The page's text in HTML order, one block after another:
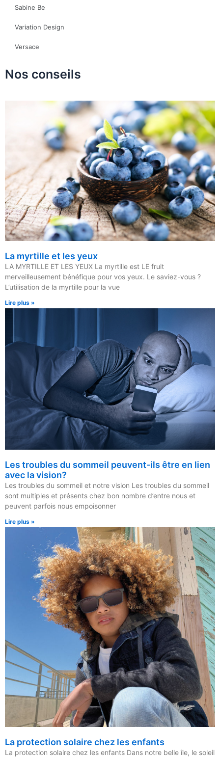
Sabine Be
Variation Design
Versace
Nos conseils
La myrtille et les yeux
LA MYRTILLE ET LES YEUX La myrtille est LE fruit
merveilleusement bénéfique pour vos yeux. Le saviez-vous ?
L’utilisation de la myrtille pour la vue
Lire plus »
Les troubles du sommeil peuvent-ils être en lien
avec la vision?
Les troubles du sommeil et notre vision Les troubles du sommeil
sont multiples et présents chez bon nombre d’entre nous et
peuvent parfois nous empoisonner
Lire plus »
La protection solaire chez les enfants
La protection solaire chez les enfants Dans notre belle île, le soleil